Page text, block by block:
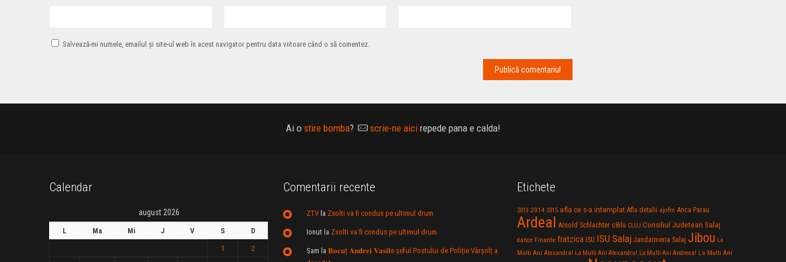
Salvează-mi numele, emailul și site-ul web în acest navigator pentru data viitoare când o să comentez.
Ai o stire bomba? scrie-ne aicirepede pana e calda!
Calendar
august 2026
L Ma Mi J V S
D
1
2
Comentarii recente
ZTVla Zsolti va fi condus pe ultimul drum
Ionut la Zsolti va fi condus pe ultimul drum
Sam la 𝐁𝐨𝐜𝐮ț 𝐀𝐧𝐝𝐫𝐞𝐢 𝐕𝐚𝐬𝐢𝐥e şeful Postului de Poliție Vârșolț a
Etichete
2013 2014 2015 afla ce s-a intamplat Afla detalii ajofm Anca Parau
Ardeal Arnold Schlachter c8ilu CLUJ Consiliul Judetean Salaj
dance Finante fratzica ISU ISU Salaj Jandarmeria Salaj Jibou La
Multi Ani Alexandra! La Multi Ani Alexandru! La Multi Ani Andreea! La Multi Ani